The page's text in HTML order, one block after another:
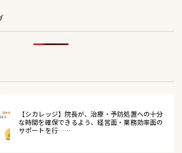
【シカレッジ】院長が、治療・予防処置への十分
な時間を確保できるよう、経営面・業務効率面の
サポートを行……